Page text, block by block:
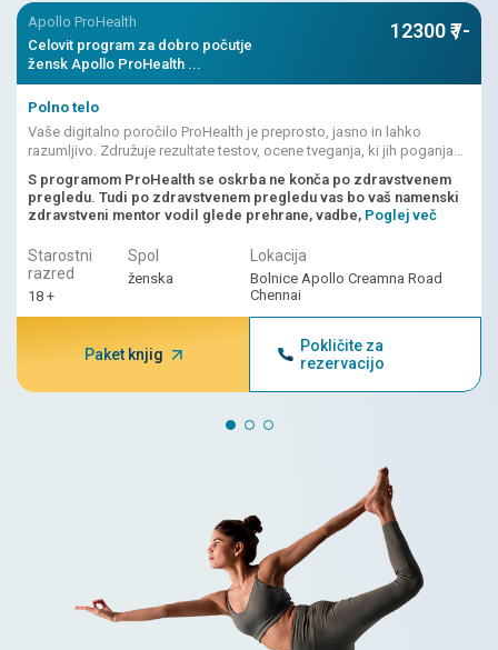
Apollo ProHealth
Celovit program za dobro počutje
žensk Apollo ProHealth ...
12300 ₹ /-
Polno telo
Vaše digitalno poročilo ProHealth je preprosto, jasno in lahko
razumljivo. Združuje rezultate testov, ocene tveganja, ki jih poganja
umetna inteligenca, in zdravnikovo razlago.
S programom ProHealth se oskrba ne konča po zdravstvenem
pregledu. Tudi po zdravstvenem pregledu vas bo vaš namenski
zdravstveni mentor vodil glede prehrane, vadbe, Poglej več
Starostni
razred
18 +
Spol
ženska
Lokacija
Bolnice Apollo Creamna Road
Chennai
Paket knjig
Pokličite za
rezervacijo